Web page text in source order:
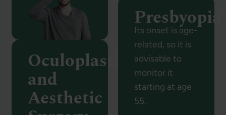
Oculoplastic
and
Aesthetic
Presbyopia
Its onset is age-
related, so it is
advisable to
monitor it
starting at age
55.